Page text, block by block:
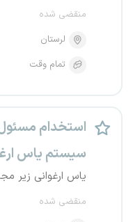
منقضی شده
لرستان
تمام وقت
استخدام مسئول
سیستم یاس
یاس ارغوانی زیر
منقضی شده